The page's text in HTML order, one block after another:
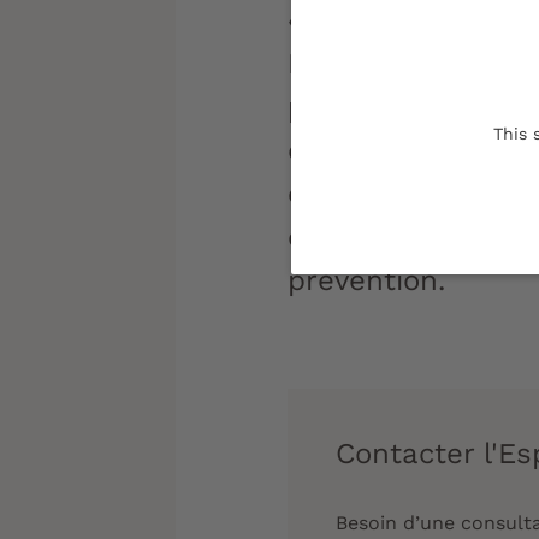
This
« Un esprit sain
Pour réussir vos
primordiale.
de l'Espace
en consultation,
et organise de
prévention.
Contacter
Besoin d’une